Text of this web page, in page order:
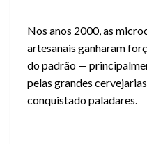
Nos anos 2000, as
artesanais ganharam
do padrão —
pelas grandes
conquistado paladares.